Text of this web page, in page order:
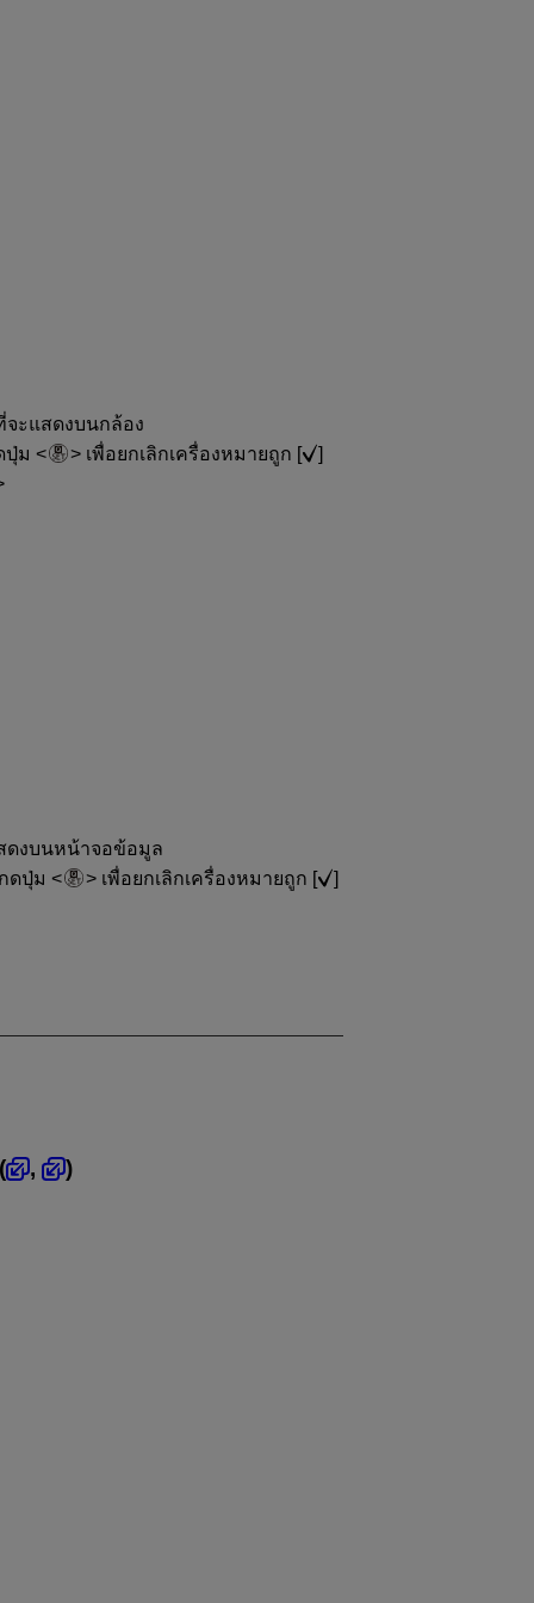
ะแสดงบนกล้อง
ปุ่ม
เพื่อยกเลิกเครื่องหมายถูก [
]
ดงบนหน้าจอข้อมูล
ดปุ่ม
เพื่อยกเลิกเครื่องหมายถูก [
]
,
)